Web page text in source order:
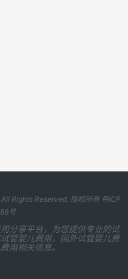
All Rights Reserved. 版权所有 粤ICP
号
分享平台，为您提供专业的试
管婴儿费用，国外试管婴儿费
用相关信息。